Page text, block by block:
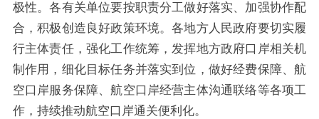
极性。各有关单位要按职责分工做好落实、加强协作配
合，积极创造良好政策环境。各地方人民政府要切实履
行主体责任，强化工作统筹，发挥地方政府口岸相关机
制作用，细化目标任务并落实到位，做好经费保障、航
空口岸服务保障、航空口岸经营主体沟通联络等各项工
作，持续推动航空口岸通关便利化。